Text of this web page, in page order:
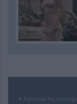
A Formula.hu